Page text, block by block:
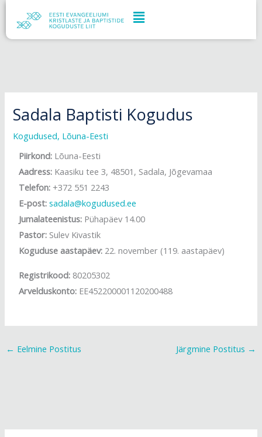
content
Sadala Baptisti Kogudus
Kogudused, Lõuna-Eesti
Piirkond: Lõuna-Eesti
Aadress: Kaasiku tee 3, 48501, Sadala, Jõgevamaa
Telefon: +372 551 2243
E-post: sadala@kogudused.ee
Jumalateenistus: Pühapäev 14.00
Pastor: Sulev Kivastik
Koguduse aastapäev: 22. november (119. aastapäev)
Registrikood: 80205302
Arvelduskonto: EE452200001120200488
← Eelmine Postitus Järgmine Postitus →